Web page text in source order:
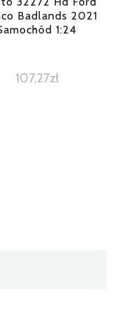
Badlands 2021
1:24
107,27zł